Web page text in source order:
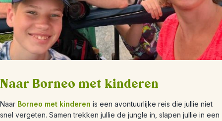
Naar Borneo met kinderen
Naar Borneo met kinderen is een avontuurlijke reis die jullie niet
snel vergeten. Samen trekken jullie de jungle in, slapen jullie in een